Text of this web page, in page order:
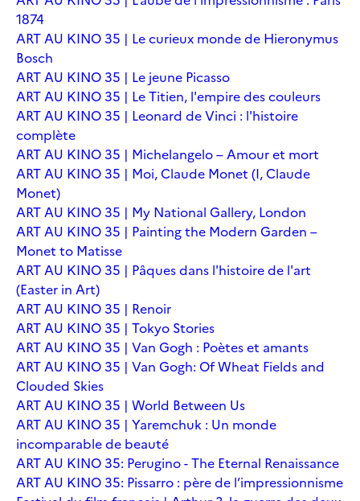
1874
ART AU KINO 35 | Le curieux monde de Hieronymus
Bosch
ART AU KINO 35 | Le jeune Picasso
ART AU KINO 35 | Le Titien, l'empire des couleurs
ART AU KINO 35 | Leonard de Vinci : l'histoire
complète
ART AU KINO 35 | Michelangelo – Amour et mort
ART AU KINO 35 | Moi, Claude Monet (I, Claude
Monet)
ART AU KINO 35 | My National Gallery, London
ART AU KINO 35 | Painting the Modern Garden –
Monet to Matisse
ART AU KINO 35 | Pâques dans l'histoire de l'art
(Easter in Art)
ART AU KINO 35 | Renoir
ART AU KINO 35 | Tokyo Stories
ART AU KINO 35 | Van Gogh : Poètes et amants
ART AU KINO 35 | Van Gogh: Of Wheat Fields and
Clouded Skies
ART AU KINO 35 | World Between Us
ART AU KINO 35 | Yaremchuk : Un monde
incomparable de beauté
ART AU KINO 35: Perugino - The Eternal Renaissance
ART AU KINO 35: Pissarro : père de l’impressionnisme